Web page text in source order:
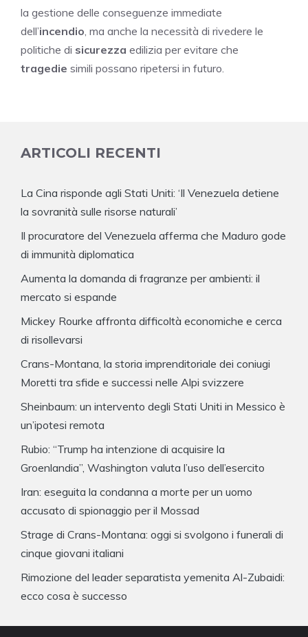
la gestione delle conseguenze immediate
dell’incendio , ma anche la necessità di rivedere le
politiche di sicurezza edilizia per evitare che
tragedie simili possano ripetersi in futuro.
ARTICOLI RECENTI
La Cina risponde agli Stati Uniti: ‘Il Venezuela detiene
la sovranità sulle risorse naturali’
Il procuratore del Venezuela afferma che Maduro gode
di immunità diplomatica
Aumenta la domanda di fragranze per ambienti: il
mercato si espande
Mickey Rourke affronta difficoltà economiche e cerca
di risollevarsi
Crans-Montana, la storia imprenditoriale dei coniugi
Moretti tra sfide e successi nelle Alpi svizzere
Sheinbaum: un intervento degli Stati Uniti in Messico è
un’ipotesi remota
Rubio: “Trump ha intenzione di acquisire la
Groenlandia”, Washington valuta l’uso dell’esercito
Iran: eseguita la condanna a morte per un uomo
accusato di spionaggio per il Mossad
Strage di Crans-Montana: oggi si svolgono i funerali di
cinque giovani italiani
Rimozione del leader separatista yemenita Al-Zubaidi:
ecco cosa è successo